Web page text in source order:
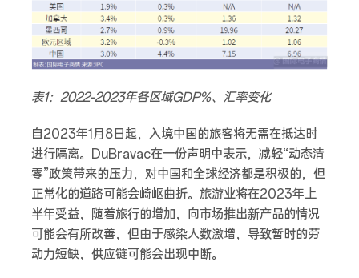
表1：2022-2023年各区域GDP%、汇率变化
自2023年1月8日起，入境中国的旅客将无需在抵达时
进行隔离。DuBravac在一份声明中表示，减轻“动态清
零”政策带来的压力，对中国和全球经济都是积极的，但
正常化的道路可能会崎岖曲折。旅游业将在2023年上
半年受益，随着旅行的增加，向市场推出新产品的情况
可能会有所改善，但由于感染人数激增，导致暂时的劳
动力短缺，供应链可能会出现中断。